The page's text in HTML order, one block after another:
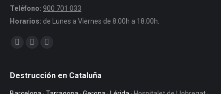
Teléfono: 900 701 033
Horarios: de Lunes a Viernes de 8:00h a 18:00h.
Encuéntranos en:
Destrucción en Cataluña